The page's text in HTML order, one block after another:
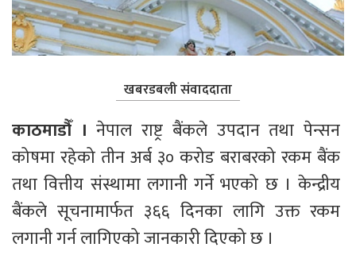
खबरडबली संवाददाता
काठमाडौँ । नेपाल राष्ट्र बैंकले उपदान तथा पेन्सन
कोषमा रहेको तीन अर्ब ३० करोड बराबरको रकम बैंक
तथा वित्तीय संस्थामा लगानी गर्ने भएको छ । केन्द्रीय
बैंकले सूचनामार्फत ३६६ दिनका लागि उक्त रकम
लगानी गर्न लागिएको जानकारी दिएको छ ।